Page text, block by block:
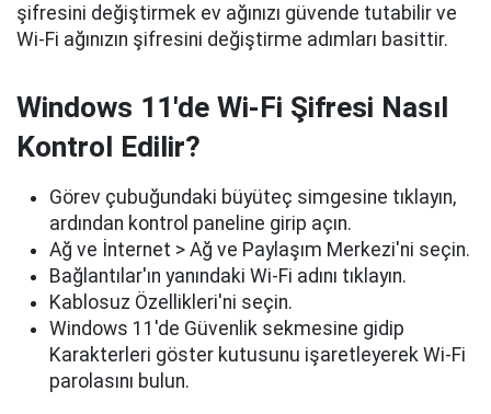
şifresini değiştirmek ev ağınızı güvende tutabilir ve
Wi-Fi ağınızın şifresini değiştirme adımları basittir.
Windows 11'de Wi-Fi Şifresi Nasıl
Kontrol Edilir?
Görev çubuğundaki büyüteç simgesine tıklayın,
ardından kontrol paneline girip açın.
Ağ ve İnternet > Ağ ve Paylaşım Merkezi'ni seçin.
Bağlantılar'ın yanındaki Wi-Fi adını tıklayın.
Kablosuz Özellikleri'ni seçin.
Windows 11'de Güvenlik sekmesine gidip
Karakterleri göster kutusunu işaretleyerek Wi-Fi
parolasını bulun.